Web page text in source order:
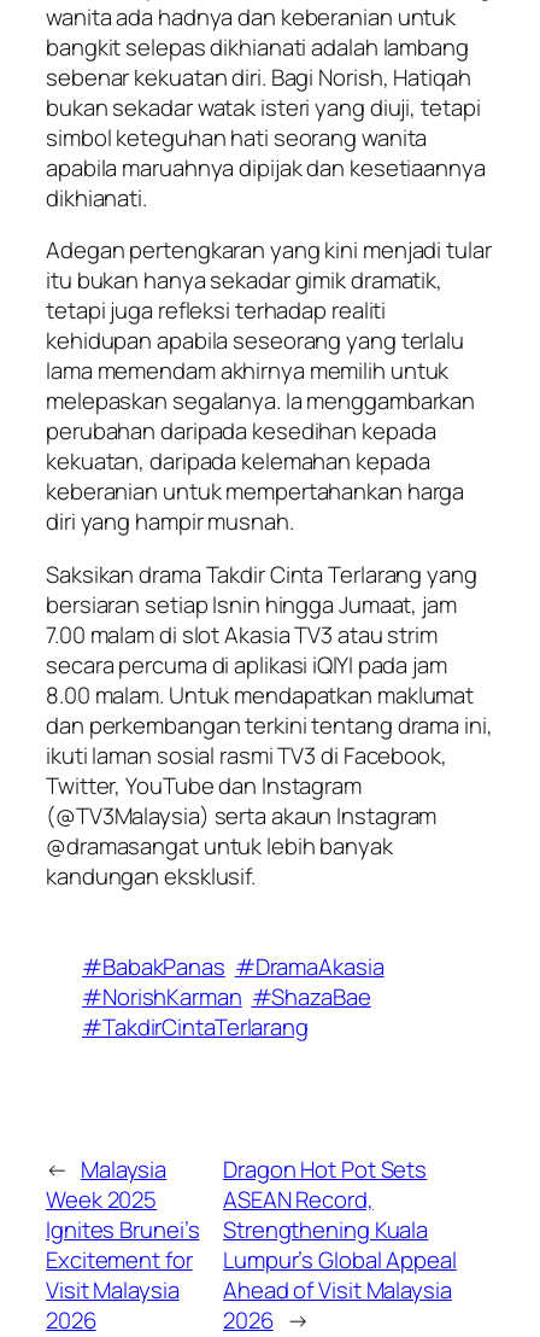
wanita ada hadnya dan keberanian untuk
bangkit selepas dikhianati adalah lambang
sebenar kekuatan diri. Bagi Norish, Hatiqah
bukan sekadar watak isteri yang diuji, tetapi
simbol keteguhan hati seorang wanita
apabila maruahnya dipijak dan kesetiaannya
dikhianati.
Adegan pertengkaran yang kini menjadi tular
itu bukan hanya sekadar gimik dramatik,
tetapi juga refleksi terhadap realiti
kehidupan apabila seseorang yang terlalu
lama memendam akhirnya memilih untuk
melepaskan segalanya. Ia menggambarkan
perubahan daripada kesedihan kepada
kekuatan, daripada kelemahan kepada
keberanian untuk mempertahankan harga
diri yang hampir musnah.
Saksikan drama Takdir Cinta Terlarang yang
bersiaran setiap Isnin hingga Jumaat, jam
7.00 malam di slot Akasia TV3 atau strim
secara percuma di aplikasi iQIYI pada jam
8.00 malam. Untuk mendapatkan maklumat
dan perkembangan terkini tentang drama ini,
ikuti laman sosial rasmi TV3 di Facebook,
Twitter, YouTube dan Instagram
(@TV3Malaysia) serta akaun Instagram
@dramasangat untuk lebih banyak
kandungan eksklusif.
#BabakPanas #DramaAkasia
#NorishKarman #ShazaBae
#TakdirCintaTerlarang
← Malaysia
Week 2025
Ignites Brunei’s
Excitement for
Visit Malaysia
2026
Dragon Hot Pot Sets
ASEAN Record,
Strengthening Kuala
Lumpur’s Global Appeal
Ahead of Visit Malaysia
2026 →